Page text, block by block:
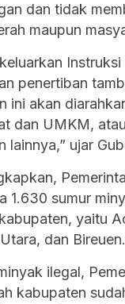
dan tidak
maupun
Instruksi
penertiban
ini akan
dan UMKM,
lainnya,” ujar
1.630 sumur
yaitu
dan Bireuen.
ilegal,
kabupaten